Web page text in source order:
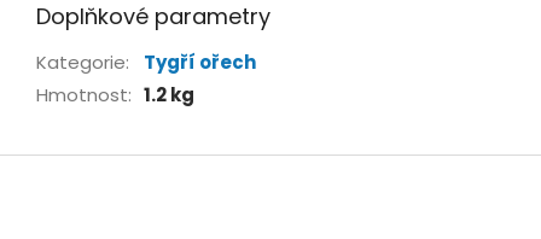
Doplňkové parametry
Kategorie:
Tygří ořech
Hmotnost: 1.2 kg
Z